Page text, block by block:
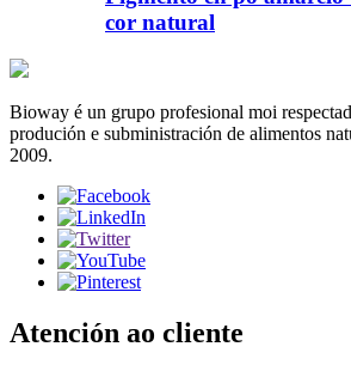
cor natural
Bioway é un grupo profesional moi
produción e subministración de alimentos
2009.
Atención ao cliente